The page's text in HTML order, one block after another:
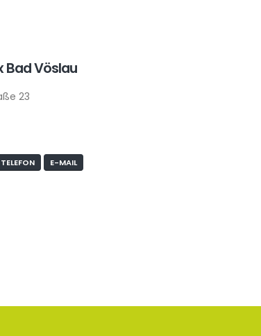
Bad Vöslau
23
TELEFON E-MAIL